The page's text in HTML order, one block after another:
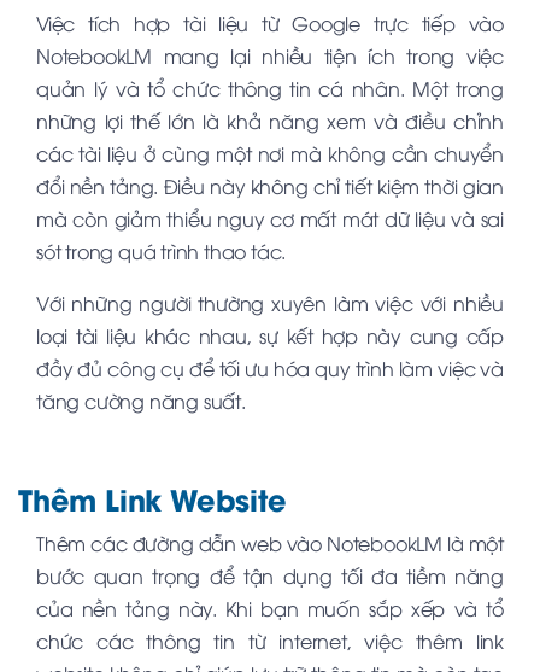
Việc tích hợp tài liệu từ Google trực tiếp vào
NotebookLM mang lại nhiều tiện ích trong việc
quản lý và tổ chức thông tin cá nhân. Một trong
những lợi thế lớn là khả năng xem và điều chỉnh
các tài liệu ở cùng một nơi mà không cần chuyển
đổi nền tảng. Điều này không chỉ tiết kiệm thời gian
mà còn giảm thiểu nguy cơ mất mát dữ liệu và sai
sót trong quá trình thao tác.
Với những người thường xuyên làm việc với nhiều
loại tài liệu khác nhau, sự kết hợp này cung cấp
đầy đủ công cụ để tối ưu hóa quy trình làm việc và
tăng cường năng suất.
Thêm Link Website
Thêm các đường dẫn web vào NotebookLM là một
bước quan trọng để tận dụng tối đa tiềm năng
của nền tảng này. Khi bạn muốn sắp xếp và tổ
chức các thông tin từ internet, việc thêm link